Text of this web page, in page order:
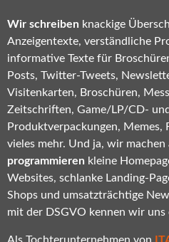
Wir schreiben knackige
Anzeigentexte, verständliche
informative Texte für
Posts, Twitter-Tweets,
Visitenkarten, Broschüren,
Zeitschriften, Game/LP/CD-
Produktverpackungen, Memes,
vieles mehr. Und ja, wir machen
programmieren kleine
Websites, schlanke Landing-
Shops und umsatzträchtige
mit der DSGVO kennen wir uns
Als Tochterunternehmen von